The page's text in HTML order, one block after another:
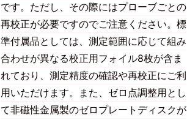
です。ただし、その際にはプローブごとの
再校正が必要ですのでご注意ください。標
準付属品としては、測定範囲に応じて組み
合わせが異なる校正用フォイル8枚が含ま
れており、測定精度の確認や再校正にご利
用いただけます。また、ゼロ点調整用とし
て非磁性金属製のゼロプレートディスクが